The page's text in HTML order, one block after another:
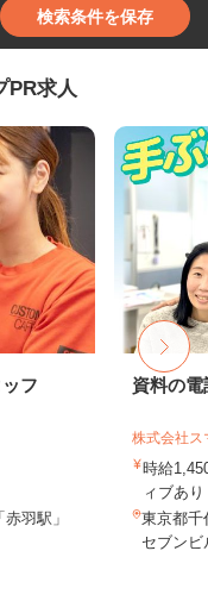
検索条件を保存
PR求人
フ
羽駅」
資料の
株式会社ス
時給
ィブあ
東京都
セブン